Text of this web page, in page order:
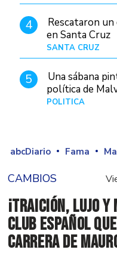
4
Rescataron
en Santa Cruz
SANTA CRUZ
5
Una sábana
política de
POLÍTICA
abcDiario Fama
CAMBIOS
¡Traición, lujo
club español
carrera de